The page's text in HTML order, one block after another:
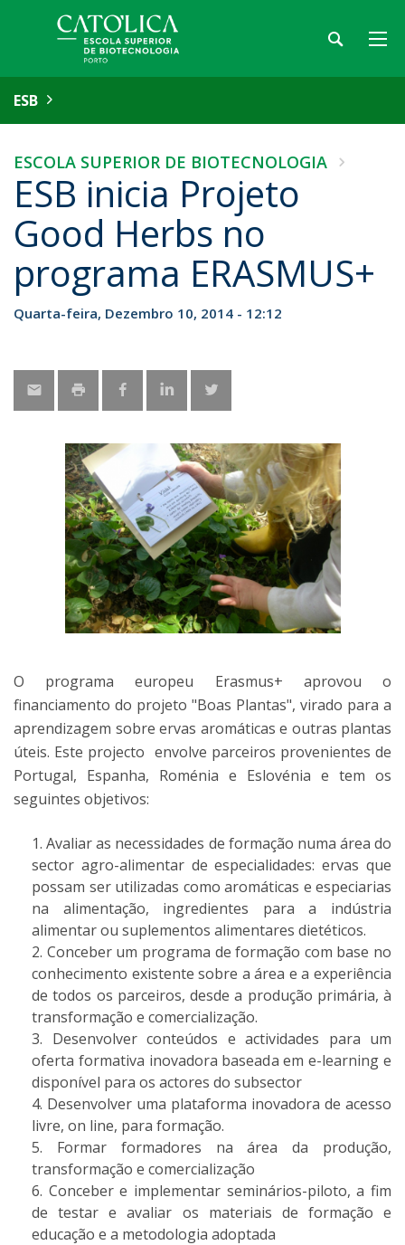
ESB
ESCOLA SUPERIOR DE BIOTECNOLOGIA
ESB inicia Projeto
Good Herbs no
programa ERASMUS+
Quarta-feira, Dezembro 10, 2014 - 12:12
O programa europeu Erasmus+ aprovou o
financiamento do projeto "Boas Plantas", virado para a
aprendizagem sobre ervas aromáticas e outras plantas
úteis. Este projecto envolve parceiros provenientes de
Portugal, Espanha, Roménia e Eslovénia e tem os
seguintes objetivos:
Avaliar as necessidades de formação numa área do
sector agro-alimentar de especialidades: ervas que
possam ser utilizadas como aromáticas e especiarias
na alimentação, ingredientes para a indústria
alimentar ou suplementos alimentares dietéticos.
Conceber um programa de formação com base no
conhecimento existente sobre a área e a experiência
de todos os parceiros, desde a produção primária, à
transformação e comercialização.
Desenvolver conteúdos e actividades para um
oferta formativa inovadora baseada em e-learning e
disponível para os actores do subsector
Desenvolver uma plataforma inovadora de acesso
livre, on line, para formação.
Formar formadores na área da produção,
transformação e comercialização
Conceber e implementar seminários-piloto, a fim
de testar e avaliar os materiais de formação e
educação e a metodologia adoptada